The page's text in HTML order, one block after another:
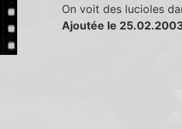
On voit des lucioles
Ajoutée le